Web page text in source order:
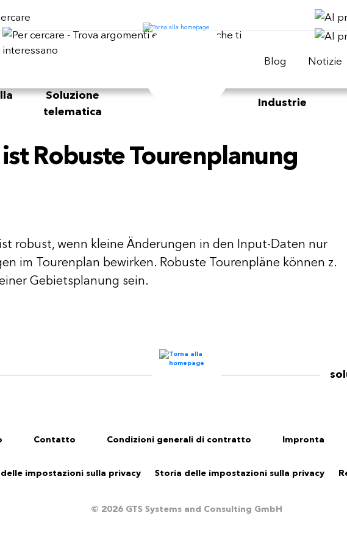
Blog Notizie
Soluzione
telematica
Industrie
Robuste Tourenplanung
robust, wenn kleine Änderungen in den Input-Daten nur
im Tourenplan bewirken. Robuste Tourenpläne können z.
Gebietsplanung sein.
Contatto Condizioni generali di contratto Impronta
impostazioni sulla privacy Storia delle impostazioni sulla privacy
© 2026 GTS Systems and Consulting GmbH